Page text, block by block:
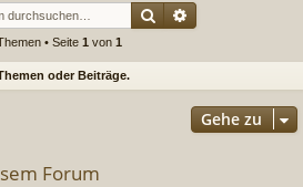
Suche
• Seite 1 von 1
oder Beiträge.
Gehe zu
Forum